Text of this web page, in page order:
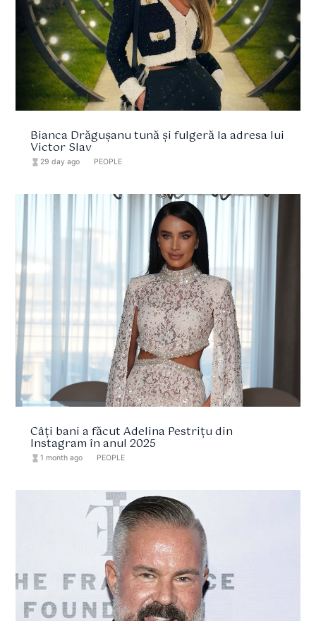
Bianca Drăgușanu tună și fulgeră la adresa lui
Victor Slav
hourglass_full 29 day ago PEOPLE
Câți bani a făcut Adelina Pestrițu din
Instagram în anul 2025
hourglass_full 1 month ago PEOPLE